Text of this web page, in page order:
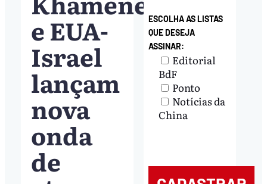
e EUA-
Israel
lançam
nova
onda
de
ESCOLHA AS LISTAS
QUE DESEJA
ASSINAR:
Editorial
BdF
Ponto
Notícias da
China